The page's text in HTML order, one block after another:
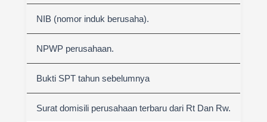
NIB (nomor induk berusaha).
NPWP perusahaan.
Bukti SPT tahun sebelumnya
Surat domisili perusahaan terbaru dari Rt Dan Rw.